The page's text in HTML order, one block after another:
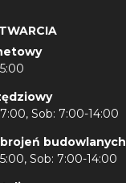
Sob: 7:00-14:00
budowlanych
Sob: 7:00-14:00